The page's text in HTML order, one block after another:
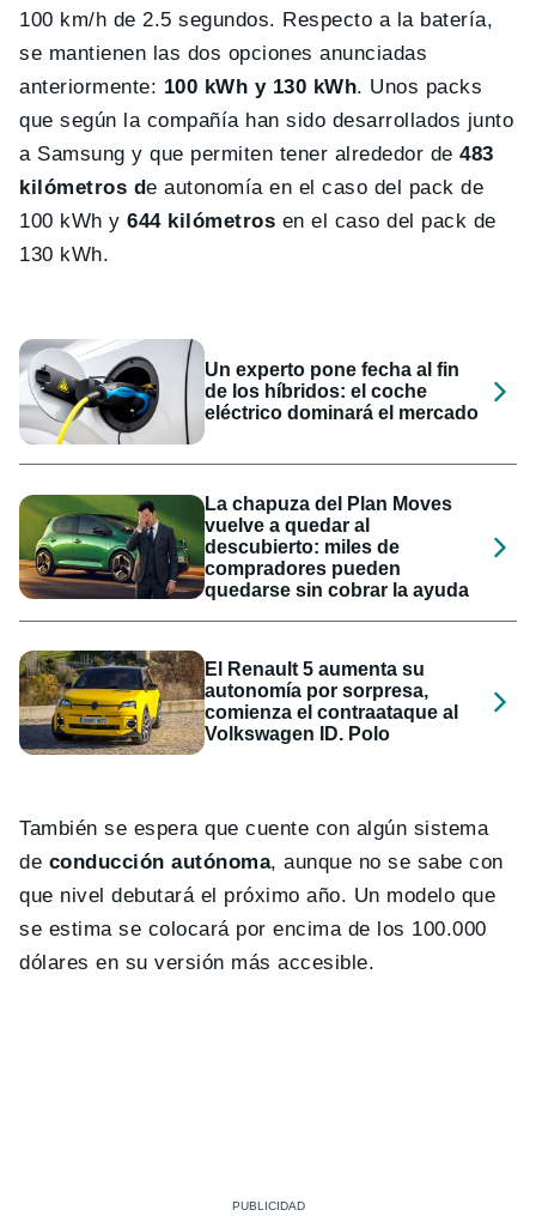
100 km/h de 2.5 segundos. Respecto a la batería,
se mantienen las dos opciones anunciadas
anteriormente: 100 kWh y 130 kWh. Unos packs
que según la compañía han sido desarrollados junto
a Samsung y que permiten tener alrededor de483
kilómetros de autonomía en el caso del pack de
100 kWh y 644 kilómetros en el caso del pack de
130 kWh.
Un experto pone fecha al fin
de los híbridos: el coche
eléctrico dominará el mercado
La chapuza del Plan Moves
vuelve a quedar al
descubierto: miles de
compradores pueden
quedarse sin cobrar la ayuda
El Renault 5 aumenta su
autonomía por sorpresa,
comienza el contraataque al
Volkswagen ID. Polo
También se espera que cuente con algún sistema
de conducción autónoma, aunque no se sabe con
que nivel debutará el próximo año. Un modelo que
se estima se colocará por encima de los 100.000
dólares en su versión más accesible.